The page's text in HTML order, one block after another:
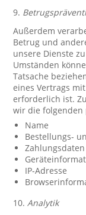
9.
Außerdem
Betrug und
unsere Dienste
Umständen
Tatsache
eines Vertrags
erforderlich ist.
wir die folgenden
Name
Bestellungs-
Zahlungsdaten
IP-Adresse
10.Analytik